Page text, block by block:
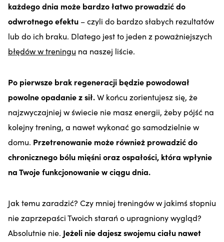
każdego dnia może bardzo łatwo prowadzić do
odwrotnego efektu – czyli do bardzo słabych rezultatów
lub do ich braku. Dlatego jest to jeden z poważniejszych
błędów w treningu na naszej liście.
Po pierwsze brak regeneracji będzie powodował
powolne opadanie z sił.W końcu zorientujesz się, że
najzwyczajniej w świecie nie masz energii, żeby pójść na
kolejny trening, a nawet wykonać go samodzielnie w
domu. Przetrenowanie może również prowadzić do
chronicznego bólu mięśni oraz ospałości, która wpłynie
na Twoje funkcjonowanie w ciągu dnia.
Jak temu zaradzić? Czy mniej treningów w jakimś stopniu
nie zaprzepaści Twoich starań o upragniony wygląd?
Absolutnie nie. Jeżeli nie dajesz swojemu ciału nawet